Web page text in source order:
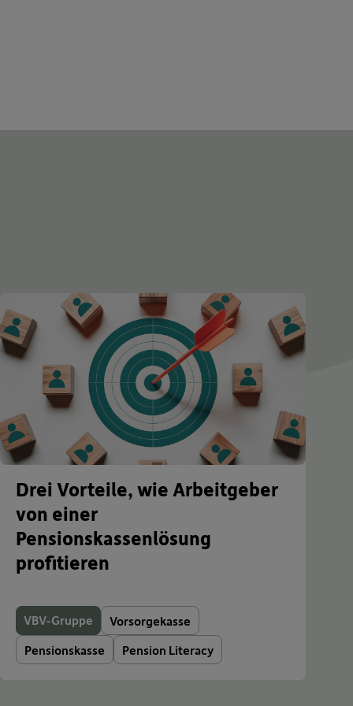
Drei Vorteile, wie Arbeitgeber
von einer
Pensionskassenlösung
profitieren
VBV-Gruppe
Vorsorgekasse
Pensionskasse
Pension Literacy